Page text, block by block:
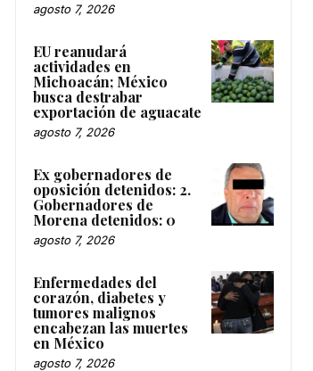
agosto 7, 2026
EU reanudará
actividades en
Michoacán; México
busca destrabar
exportación de aguacate
agosto 7, 2026
Ex gobernadores de
oposición detenidos: 2.
Gobernadores de
Morena detenidos: 0
agosto 7, 2026
Enfermedades del
corazón, diabetes y
tumores malignos
encabezan las muertes
en México
agosto 7, 2026